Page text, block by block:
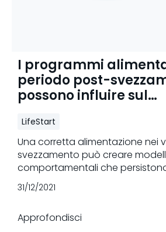
I programmi
periodo post-
possono influire sul
LifeStart
Una corretta alimentazione nei
svezzamento può creare
comportamentali che
adottati solo per un breve
questo può influire sulle
31/12/2021
Approfondisci